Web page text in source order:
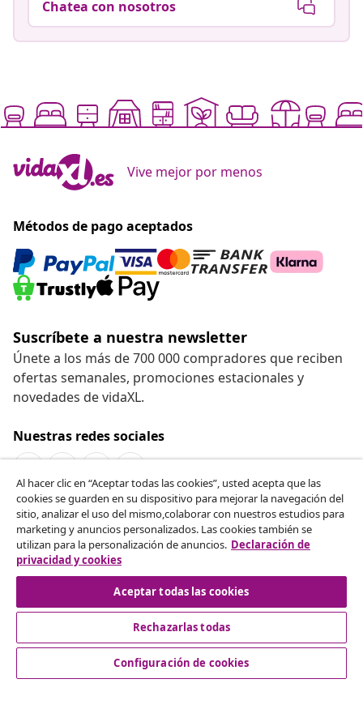
Chatea con nosotros
Vive mejor por menos
Métodos de pago aceptados
Suscríbete a nuestra newsletter
Únete a los más de 700 000 compradores que reciben
ofertas semanales, promociones estacionales y
novedades de vidaXL.
Nuestras redes sociales
Desistir del contrato
Solicita la cancelación de tu pedido.
Desistir del contrato
Servicio al Cliente
Al hacer clic en “Aceptar todas las cookies”, usted acepta que las
cookies se guarden en su dispositivo para mejorar la navegación del
sitio, analizar el uso del mismo,colaborar con nuestros estudios para
marketing y anuncios personalizados. Las cookies también se
utilizan para la personalización de anuncios. Declaración de
privacidad y cookies
Aceptar todas las cookies
Rechazarlas todas
Configuración de cookies